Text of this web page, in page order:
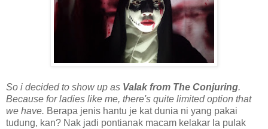
So i decided to show up as Valak from The Conjuring.
Because for ladies like me, there's quite limited option that
we have. Berapa jenis hantu je kat dunia ni yang pakai
tudung, kan? Nak jadi pontianak macam kelakar la pulak